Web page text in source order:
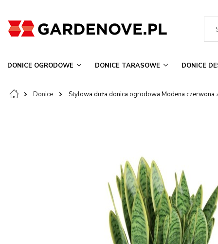
DONICE OGRODOWE DONICE TARASOWE DONICE
Donice Stylowa duża donica ogrodowa Modena czerwona